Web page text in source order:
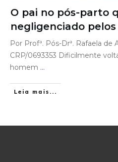
O pai no pós-parto
negligenciado
Por Profª. Pós-Drª. Rafaela de
CRP/0693353 Dificilmente
homem ...
Leia mais...